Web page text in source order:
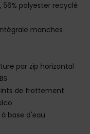
56% polyester recyclé
manches
par zip horizontal
de frottement
base d'eau